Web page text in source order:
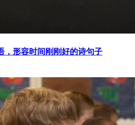
，形容时间刚刚好的诗句子